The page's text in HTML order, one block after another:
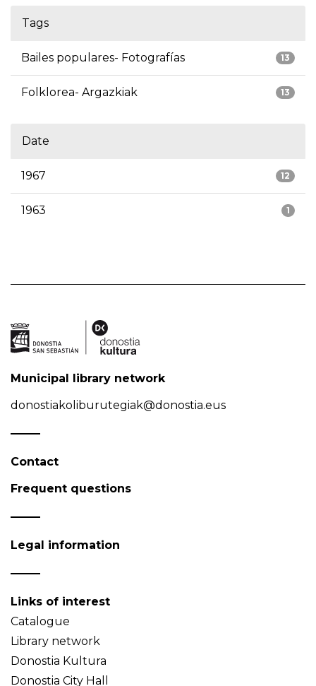
Tags
13
Bailes populares- Fotografías
13
Folklorea- Argazkiak
Date
12
1967
1
1963
Municipal library network
donostiakoliburutegiak@donostia.eus
Contact
Frequent questions
Legal information
Links of interest
Catalogue
Library network
Donostia Kultura
Donostia City Hall